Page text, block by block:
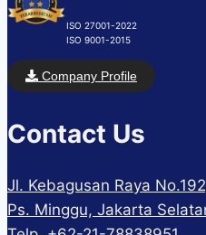
ISO 27001-2022
ISO 9001-2015
Company Profile
Contact Us
Jl. Kebagusan Raya
Ps. Minggu, Jakarta